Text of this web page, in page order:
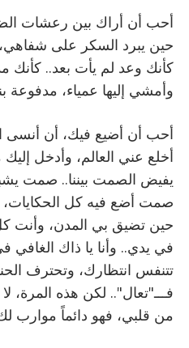
أحب أن أراك بين رعشات
حين يبرد السكر على شفاهي،
كأنك وعد لم يأت بعد.. كأنك
وأمشي إليها عمياء، مدفوعة
أحب أن أضيع فيك، أن أنسى
أخلع عني العالم، وأدخل
يفيض الصمت بيننا.. صمت
صمت أضع فيه كل الحكايات،
حين تضيق بي المدن، وأنت
في يدي.. وأنا يا ذاك الغافي
تتنفس انتظارك، وتحترف
فـــ"تعال".. لكن هذه المرة،
من قلبي، فهو دائماً موارب